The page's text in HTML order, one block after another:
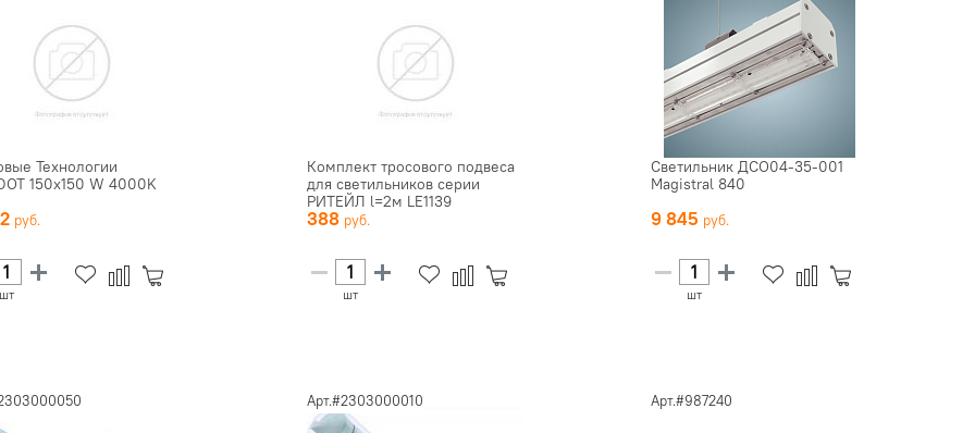
Технологии
150х150 W 4000K
шт
Комплект тросового подвеса
для светильников серии
РИТЕЙЛ l=2м LE1139
388
шт
Светильник ДСО04-35-001
Magistral 840
9 845
шт
Арт.#2303000010 Арт.#987240